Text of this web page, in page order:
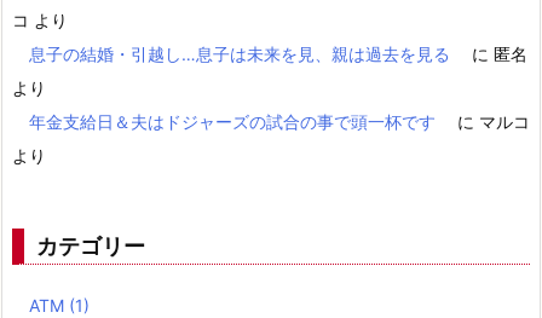
コ より
息子の結婚・引越し…息子は未来を見、親は過去を見る
に 匿名
より
年金支給日＆夫はドジャーズの試合の事で頭一杯です
に マルコ
より
カテゴリー
ATM (1)